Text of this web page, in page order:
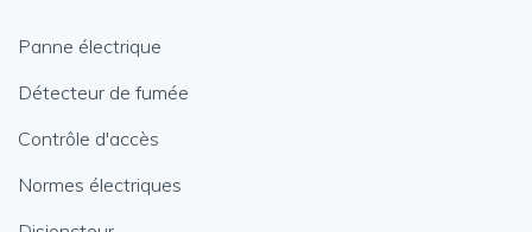
Panne électrique
Détecteur de fumée
Contrôle d'accès
Normes électriques